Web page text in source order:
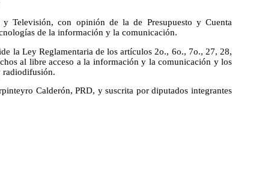
Televisión, con opinión de la de Presupuesto y Cuenta
de la información y la comunicación.
la Ley Reglamentaria de los artículos 2o., 6o., 7o., 27, 28,
al libre acceso a la información y la comunicación y los
radiodifusión.
Calderón, PRD, y suscrita por diputados integrantes